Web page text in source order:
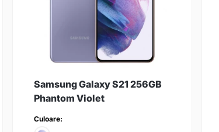
Samsung Galaxy S21 256GB
Phantom Violet
Culoare: